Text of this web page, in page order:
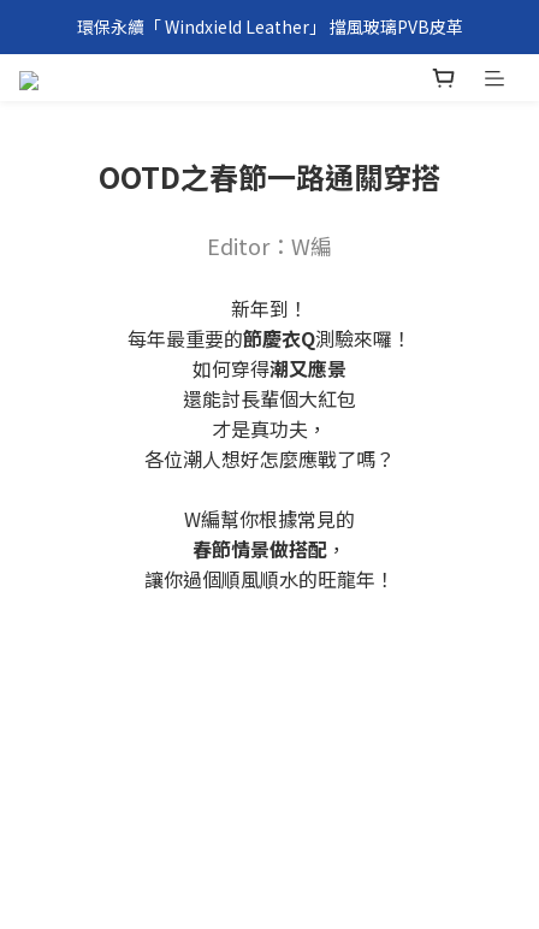
環保永續「 Windxield Leather」 擋風玻璃PVB皮革
台港澳消費滿NT$1,000免運，其他地區NT$5,000NT免運
OOTD之春節一路通關穿搭
Editor：W編
新年到！
每年最重要的節慶衣Q測驗來囉！
如何穿得潮又應景
還能討長輩個大紅包
才是真功夫，
各位潮人想好怎麼應戰了嗎？
W編幫你根據常見的
春節情景做搭配 ，
讓你過個順風順水的旺龍年！